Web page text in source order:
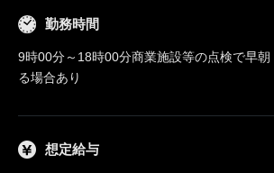
勤務時間
9時00分～18時00分商業施設等の点検で早
る場合あり
想定給与